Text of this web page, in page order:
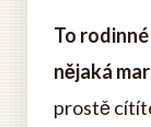
To
nějaká
prostě